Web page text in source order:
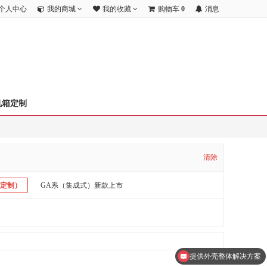
人中心 我的商城 我的收藏 购物车 0 消息
定制
清除
制） GA系（集成式）新款上市
提供外壳整体解决方案